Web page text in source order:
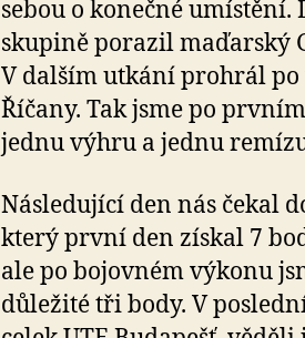
sebou o konečné
skupině porazil maďarský
V dalším utkání prohrál po
Říčany. Tak jsme po
jednu výhru a jednu
Následující den nás čekal
který první den získal 7
ale po bojovném výkonu
důležité tři body. V